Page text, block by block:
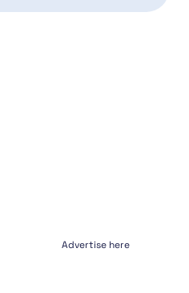
Advertise here